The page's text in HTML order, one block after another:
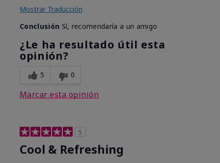
Mostrar Traducción
Conclusión Sí, recomendaría a un amigo
¿Le ha resultado útil esta
opinión?
5 0
Marcar esta opinión
5
Cool & Refreshing